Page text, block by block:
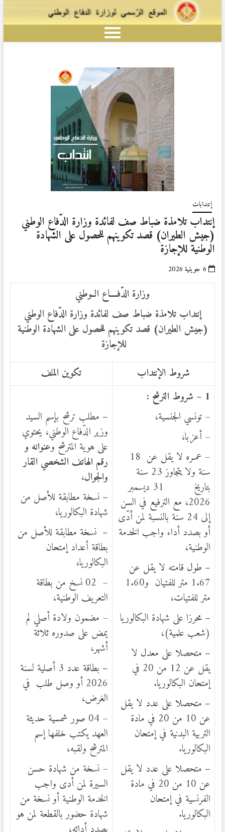
إنتدابات
إنتداب تلامذة ضباط صف لفائدة وزارة الدّفاع الوطني
(جيش الطيران) قصد تكوينهم للحصول على الشهادة
الوطنية للإجازة
6 جويلية 2026
وزارة الدّفــــاع الــوطني
إنتدابتلامذة ضباط صف لفائدة وزارة الدّفاع الوطني
(جيش الطيران) قصد تكوينهم للحصول على الشهادة الوطنية
للإجازة
شروط الإنتداب
تكوين الملف
1 – شروط الترشح :
– تونسي الجنسية،
– أعزبا،
– عمـره لا يقل عن 18
سنة ولا يتجاوز 23 سنة
بتاريخ 31 ديسمبر
2026، مع الترفيع في السن
إلى 24 سنة بالنسبة لمن أدّى
أو بصدد أداء واجب الخدمة
الوطنية،
– طول قامته لا يقل عن
1.67 متر للفتيان و1.60
متر للفتيات،
– محرزا على شهادة البكالوريا
(شعب علمية)،
– متحصلا على معدل لا
يقل عن 12 من 20 في
إمتحان البكالوريا.
– متحصلا على عدد لا يقل
عن 10 من 20 في مادة
التربية البدنية في إمتحان
البكالوريا.
– متحصلا على عدد لا يقل
عن 10 من 20 في مادة
الفرنسية في إمتحان
البكالوريا.
– مطلب ترشح بإسم السيد
وزير الدّفاع الوطني، يحتوي
على هوية المترشح وعنوانه و
رقم الهاتف الشخصي القار
والجوال،
– نسخة مطابقة للأصل من
شهادة البكالوريا،
– نسخة مطابقة للأصل من
بطاقة أعداد إمتحان
البكالوريا،
– 02 نسخ من بطاقة
التعريف الوطنية،
– مضمون ولادة أصلي لم
يمض على صدوره ثلاثة
أشهر،
–
بطاقة عدد 3 أصلية لسنة
2026 أو وصل طلب في
الغرض،
– 04 صور شمسية حديثة
العهد يكتب خلفها إسم
المترشح ولقبه،
– نسخة من شهادة حسن
السيرة لمن أدى واجب
الخدمة الوطنية أو نسخة من
شهادة حضور بالقطعة لمن هو